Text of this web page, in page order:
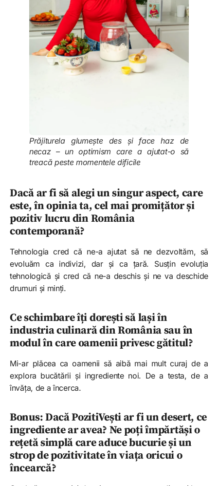
Prăjiturela glumește des și face haz de
necaz – un optimism care a ajutat-o să
treacă peste momentele dificile
Dacă ar fi să alegi un singur aspect, care
este, în opinia ta, cel mai promițător și
pozitiv lucru din România
contemporană?
Tehnologia cred că ne-a ajutat să ne dezvoltăm, să
evoluăm ca indivizi, dar și ca țară. Susțin evoluția
tehnologică și cred că ne-a deschis și ne va deschide
drumuri și minți.
Ce schimbare îți dorești să lași în
industria culinară din România sau în
modul în care oamenii privesc gătitul?
Mi-ar plăcea ca oamenii să aibă mai mult curaj de a
explora bucătării și ingrediente noi. De a testa, de a
învăța, de a încerca.
Bonus: Dacă PozitiVești ar fi un desert, ce
ingrediente ar avea? Ne poți împărtăși o
rețetă simplă care aduce bucurie și un
strop de pozitivitate în viața oricui o
încearcă?